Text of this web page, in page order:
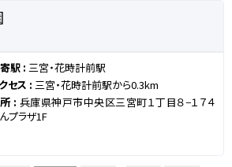
駅 : 三宮・花時計前駅
セス : 三宮・花時計前駅から0.3km
: 兵庫県神戸市中央区三宮町１丁目８−１７４
プラザ1F